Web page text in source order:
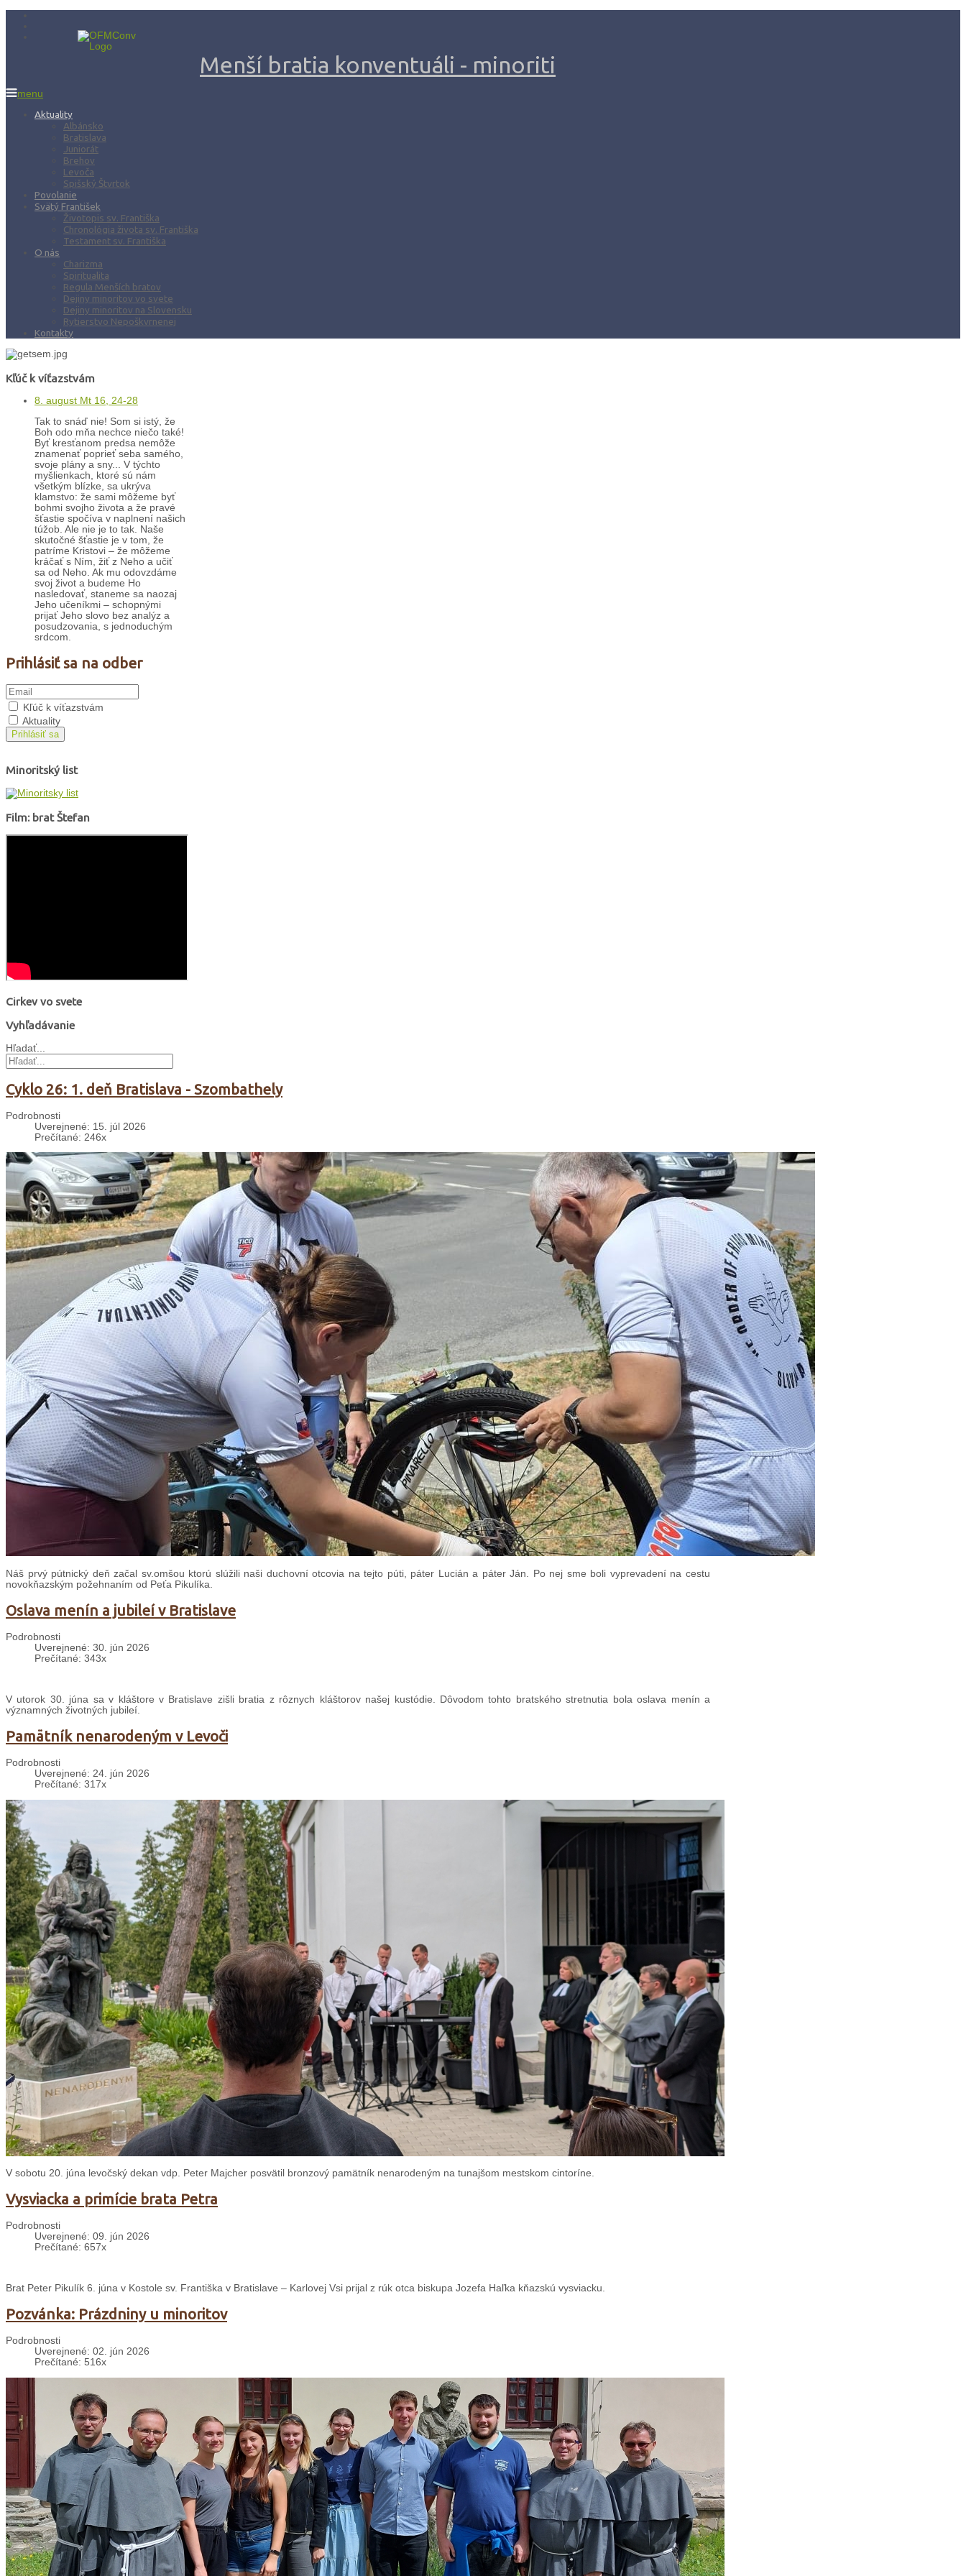
Menší bratia konventuáli - minoriti
menu
Aktuality
Albánsko
Bratislava
Juniorát
Brehov
Levoča
Spišský Štvrtok
Povolanie
Svätý František
Životopis sv. Františka
Chronológia života sv. Františka
Testament sv. Františka
O nás
Charizma
Spiritualita
Regula Menších bratov
Dejiny minoritov vo svete
Dejiny minoritov na Slovensku
Rytierstvo Nepoškvrnenej
Kontakty
Kľúč k víťazstvám
8. august Mt 16, 24-28
Tak to snáď nie! Som si istý, že
Boh odo mňa nechce niečo také!
Byť kresťanom predsa nemôže
znamenať poprieť seba samého,
svoje plány a sny... V týchto
myšlienkach, ktoré sú nám
všetkým blízke, sa ukrýva
klamstvo: že sami môžeme byť
bohmi svojho života a že pravé
šťastie spočíva v naplnení našich
túžob. Ale nie je to tak. Naše
skutočné šťastie je v tom, že
patríme Kristovi – že môžeme
kráčať s Ním, žiť z Neho a učiť
sa od Neho. Ak mu odovzdáme
svoj život a budeme Ho
nasledovať, staneme sa naozaj
Jeho učeníkmi – schopnými
prijať Jeho slovo bez analýz a
posudzovania, s jednoduchým
srdcom.
Prihlásiť sa na odber
Kľúč k víťazstvám
Aktuality
Prihlásiť sa
Minoritský list
Film: brat Štefan
Cirkev vo svete
Vyhľadávanie
Hľadať...
Cyklo 26: 1. deň Bratislava - Szombathely
Podrobnosti
Uverejnené: 15. júl 2026
Prečítané: 246x
Náš prvý pútnický deň začal sv.omšou ktorú slúžili naši duchovní otcovia na tejto púti, páter Lucián a páter Ján. Po nej sme boli vyprevadení na cestu
novokňazským požehnaním od Peťa Pikulíka.
Oslava menín a jubileí v Bratislave
Podrobnosti
Uverejnené: 30. jún 2026
Prečítané: 343x
V utorok 30. júna sa v kláštore v Bratislave zišli bratia z rôznych kláštorov našej kustódie. Dôvodom tohto bratského stretnutia bola oslava menín a
významných životných jubileí.
Pamätník nenarodeným v Levoči
Podrobnosti
Uverejnené: 24. jún 2026
Prečítané: 317x
V sobotu 20. júna levočský dekan vdp. Peter Majcher posvätil bronzový pamätník nenarodeným na tunajšom mestskom cintoríne.
Vysviacka a primície brata Petra
Podrobnosti
Uverejnené: 09. jún 2026
Prečítané: 657x
Brat Peter Pikulík 6. júna v Kostole sv. Františka v Bratislave – Karlovej Vsi prijal z rúk otca biskupa Jozefa Haľka kňazskú vysviacku.
Pozvánka: Prázdniny u minoritov
Podrobnosti
Uverejnené: 02. jún 2026
Prečítané: 516x